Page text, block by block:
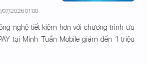
nghệ tiết kiệm hơn với chương trình ưu
tại Minh Tuấn Mobile giảm đến 1 triệu
07/2026 01:00